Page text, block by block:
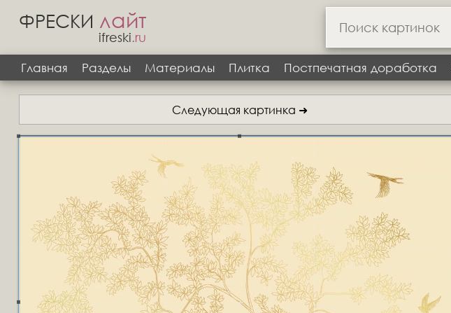
ФРЕСКИ лайт
ifreski.ru
Главная
Разделы Материалы Плитка Постпечатная доработка
Следующая картинка ➜